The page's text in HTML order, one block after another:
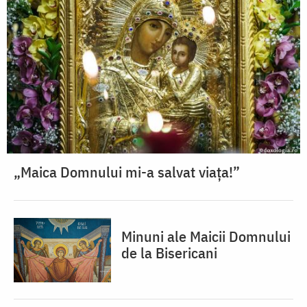
„Maica Domnului mi-a salvat viața!”
Minuni ale Maicii Domnului
de la Bisericani